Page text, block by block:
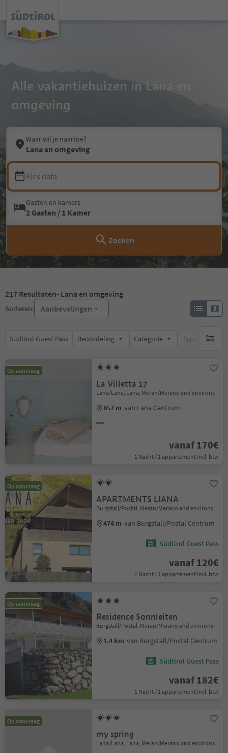
Alle vakantiehuizen in Lana en
omgeving
Waar wil je naartoe?
Lana en omgeving
Kies data
Gasten en kamers
2 Gasten / 1 Kamer
Zoeken
217 Resultaten- Lana en omgeving
Sorteren: Aanbevelingen
Südtirol Guest Pass Beoordeling Categorie Type catering
geen
Op aanvraag
La Villetta 17
Lana/Lana, Lana, Meran/Merano and environs
857 m van Lana Centrum
vanaf 170€
1 Nacht / 1 appartement Incl. btw
Op aanvraag
APARTMENTS LIANA
Burgstall/Postal, Meran/Merano and environs
474 m van Burgstall/Postal Centrum
Südtirol Guest Pass
vanaf 120€
1 Nacht / 1 appartement Incl. btw
Op aanvraag
Residence Sonnleiten
Burgstall/Postal, Meran/Merano and environs
1.4 km van Burgstall/Postal Centrum
Südtirol Guest Pass
vanaf 182€
1 Nacht / 1 appartement Incl. btw
Op aanvraag
my spring
Lana/Lana, Lana, Meran/Merano and environs